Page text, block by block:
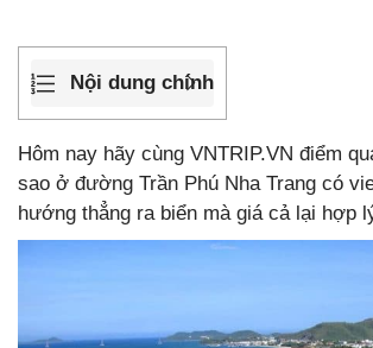
Nội dung chính
Hôm nay hãy cùng VNTRIP.VN điểm
sao ở đường Trần Phú Nha Trang có
hướng thẳng ra biển mà giá cả lại hợp